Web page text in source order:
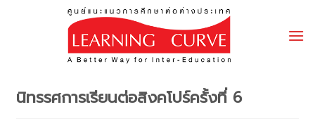
นิทรรศการเรียนต่อสิงคโปร์ครั้งที่ 6